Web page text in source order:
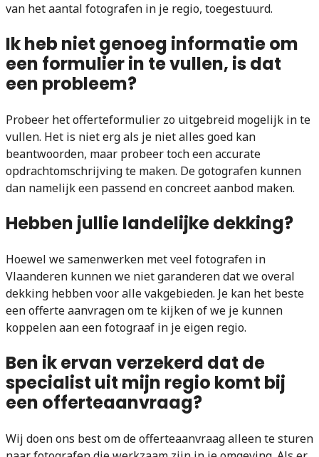
van het aantal fotografen in je regio, toegestuurd.
Ik heb niet genoeg informatie om
een formulier in te vullen, is dat
een probleem?
Probeer het offerteformulier zo uitgebreid mogelijk in te
vullen. Het is niet erg als je niet alles goed kan
beantwoorden, maar probeer toch een accurate
opdrachtomschrijving te maken. De gotografen kunnen
dan namelijk een passend en concreet aanbod maken.
Hebben jullie landelijke dekking?
Hoewel we samenwerken met veel fotografen in
Vlaanderen kunnen we niet garanderen dat we overal
dekking hebben voor alle vakgebieden. Je kan het beste
een offerte aanvragen om te kijken of we je kunnen
koppelen aan een fotograaf in je eigen regio.
Ben ik ervan verzekerd dat de
specialist uit mijn regio komt bij
een offerteaanvraag?
Wij doen ons best om de offerteaanvraag alleen te sturen